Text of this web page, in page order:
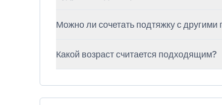
максимально незаметными. Со
Можно ли сочетать подтяжку с
для комплексного эффекта.
Какой возраст считается подходящим?
факторами являются состояние кожи,
по себе.